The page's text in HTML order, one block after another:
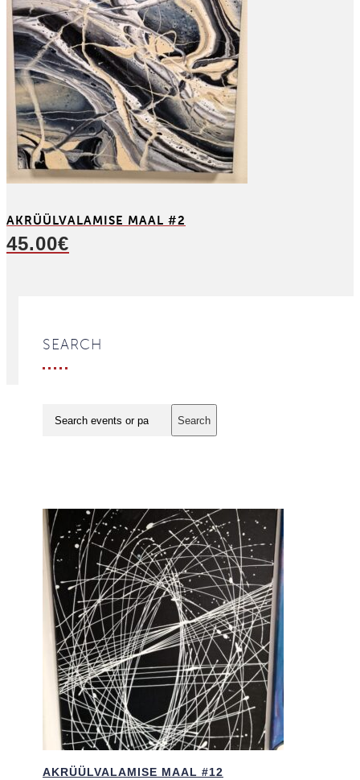
AKRÜÜL­VALAMISE MAAL #2
45.00€
SEARCH
Search
AKRÜÜL­VALAMISE MAAL #12